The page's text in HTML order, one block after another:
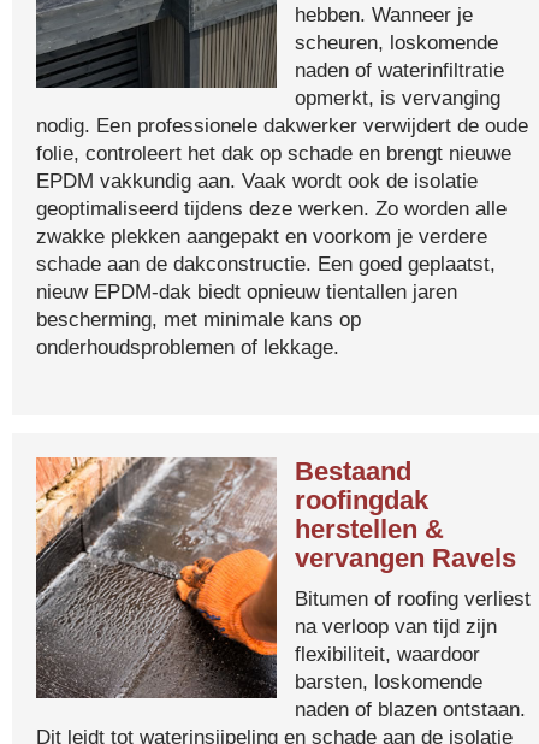
hebben. Wanneer je
scheuren, loskomende
naden of waterinfiltratie
opmerkt, is vervanging
nodig. Een professionele dakwerker verwijdert de oude
folie, controleert het dak op schade en brengt nieuwe
EPDM vakkundig aan. Vaak wordt ook de isolatie
geoptimaliseerd tijdens deze werken. Zo worden alle
zwakke plekken aangepakt en voorkom je verdere
schade aan de dakconstructie. Een goed geplaatst,
nieuw EPDM-dak biedt opnieuw tientallen jaren
bescherming, met minimale kans op
onderhoudsproblemen of lekkage.
Bestaand
roofingdak
herstellen &
vervangen Ravels
Bitumen of roofing verliest
na verloop van tijd zijn
flexibiliteit, waardoor
barsten, loskomende
naden of blazen ontstaan.
Dit leidt tot waterinsijpeling en schade aan de isolatie